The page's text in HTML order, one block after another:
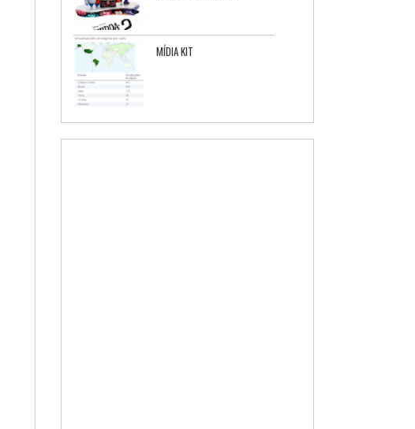
MÍDIA KIT